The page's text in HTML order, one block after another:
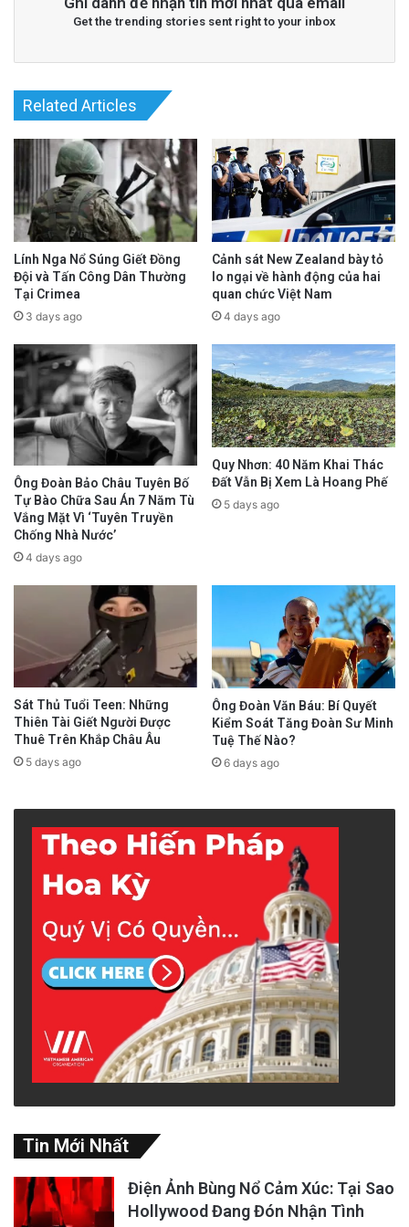
Get the trending stories sent right to your inbox
Related Articles
Lính Nga Nổ Súng Giết Đồng
Đội và Tấn Công Dân Thường
Tại Crimea
3 days ago
Cảnh sát New Zealand bày tỏ
lo ngại về hành động của hai
quan chức Việt Nam
4 days ago
Ông Đoàn Bảo Châu Tuyên Bố
Tự Bào Chữa Sau Án 7 Năm Tù
Vắng Mặt Vì ‘Tuyên Truyền
Chống Nhà Nước’
4 days ago
Quy Nhơn: 40 Năm Khai Thác
Đất Vẫn Bị Xem Là Hoang Phế
5 days ago
Sát Thủ Tuổi Teen: Những
Thiên Tài Giết Người Được
Thuê Trên Khắp Châu Âu
5 days ago
Ông Đoàn Văn Báu: Bí Quyết
Kiểm Soát Tăng Đoàn Sư Minh
Tuệ Thế Nào?
6 days ago
Tin Mới Nhất
Điện Ảnh Bùng Nổ Cảm Xúc: Tại Sao
Hollywood Đang Đón Nhận Tình